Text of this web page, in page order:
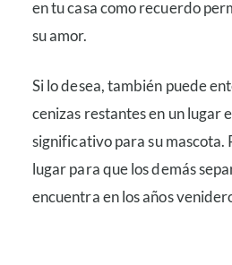
en tu casa como recuerdo
su amor.
Si lo desea, también puede
cenizas restantes en un lugar
significativo para su mascota.
lugar para que los demás
encuentra en los años